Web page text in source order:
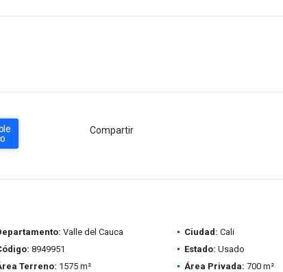
Compartir
Valle del Cauca Ciudad: Cali
8949951 Estado: Usado
Terreno: 1575 m² Área Privada: 700 m²